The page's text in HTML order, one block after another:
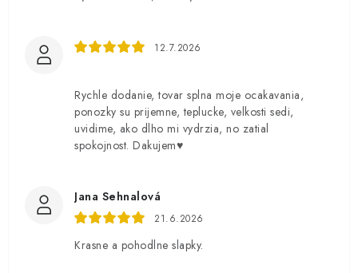
12.7.2026
Rychle dodanie, tovar splna moje ocakavania,
ponozky su prijemne, teplucke, velkosti sedi,
uvidime, ako dlho mi vydrzia, no zatial
spokojnost. Dakujem♥️
Jana Sehnalová
21.6.2026
Krasne a pohodlne slapky.